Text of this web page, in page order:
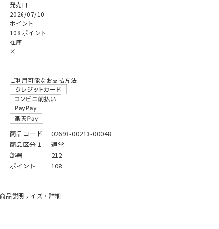
発売日
2026/07/10
ポイント
108 ポイント
在庫
×
ご利用可能なお支払方法
商品コード
02693-00213-00048
商品区分１
通常
部署
212
ポイント
108
商品説明サイズ・詳細